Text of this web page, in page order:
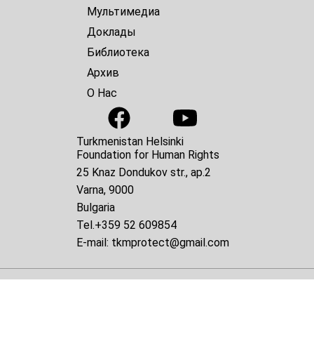
Мультимедиа
Доклады
Библиотека
Архив
О Нас
Turkmenistan Helsinki
Foundation for Human Rights
25 Knaz Dondukov str., ap.2
Varna, 9000
Bulgaria
Tel.+359 52 609854
E-mail: tkmprotect@gmail.com